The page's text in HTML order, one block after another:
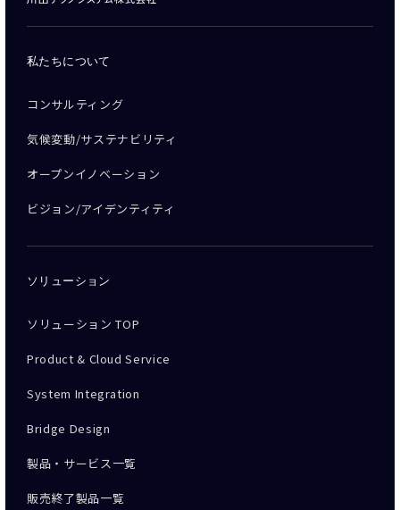
私たちについて
コンサルティング
気候変動/サステナビリティ
オープンイノベーション
ビジョン/アイデンティティ
ソリューション
ソリューション TOP
Product & Cloud Service
System Integration
Bridge Design
製品・サービス一覧
販売終了製品一覧